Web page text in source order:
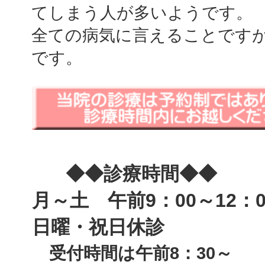
てしまう人が多いようです。
全ての病気に言えることです
です。
◆◆診療時間◆◆
月～土 午前9：00～12：
日曜・祝日休診
受付時間は午前8：30～